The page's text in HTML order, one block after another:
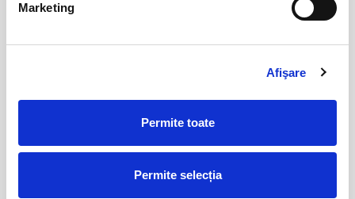
Marketing
Afişare
Permite toate
Permite selecția
PRODUSE ASEMANATOARE